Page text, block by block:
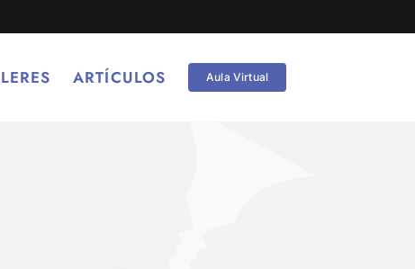
ARTÍCULOS Aula Virtual